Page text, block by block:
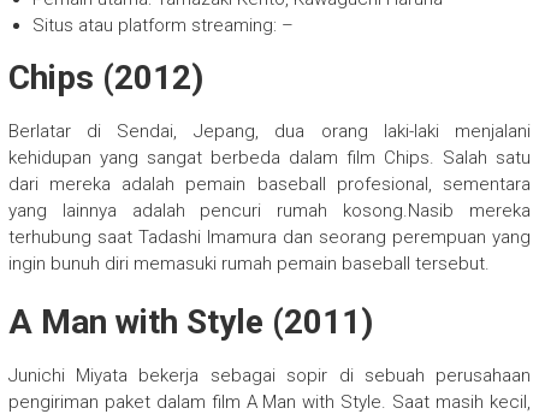
Situs atau platform streaming: –
Chips (2012)
Berlatar di Sendai, Jepang, dua orang laki-laki menjalani
kehidupan yang sangat berbeda dalam film Chips. Salah satu
dari mereka adalah pemain baseball profesional, sementara
yang lainnya adalah pencuri rumah kosong.Nasib mereka
terhubung saat Tadashi Imamura dan seorang perempuan yang
ingin bunuh diri memasuki rumah pemain baseball tersebut.
A Man with Style (2011)
Junichi Miyata bekerja sebagai sopir di sebuah perusahaan
pengiriman paket dalam film A Man with Style. Saat masih kecil,